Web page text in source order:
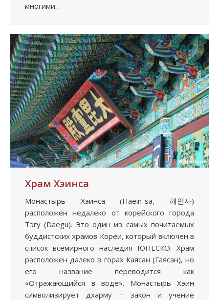
многими…
Храм Хэинса
Монастырь Хэинса (Haein-sa, 해인사)
расположен недалеко от корейского города
Тэгу (Daegu). Это один из самых почитаемых
буддистских храмов Кореи, который включен в
список всемирного наследия ЮНЕСКО. Храм
расположен далеко в горах Каясан (Гаясан), но
его название переводится как
«Отражающийся в воде». Монастырь Хэин
символизирует дхарму − закон и учение